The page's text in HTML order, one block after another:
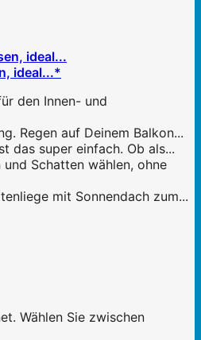
ideal...*
den Innen- und
Regen auf Deinem Balkon...
das super einfach. Ob als...
Schatten wählen, ohne
mit Sonnendach zum...
Wählen Sie zwischen